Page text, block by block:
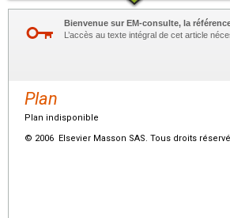
Bienvenue sur EM-consulte, la
L’accès au texte intégral de cet article
Plan
Plan indisponible
© 2006 Elsevier Masson SAS. Tous droits